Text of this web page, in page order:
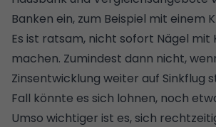
Banken ein, zum Beispiel mit einem
Es ist ratsam, nicht sofort Nägel mit
machen. Zumindest dann nicht,
Zinsentwicklung weiter auf Sinkflug
Fall könnte es sich lohnen, noch
Umso wichtiger ist es, sich